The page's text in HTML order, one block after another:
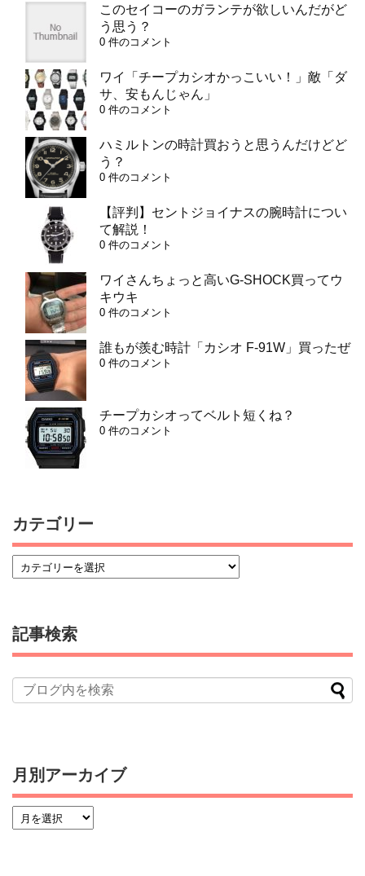
このセイコーのガランテが欲しいんだがど
う思う？
0 件のコメント
ワイ「チープカシオかっこいい！」敵「ダ
サ、安もんじゃん」
0 件のコメント
ハミルトンの時計買おうと思うんだけどど
う？
0 件のコメント
【評判】セントジョイナスの腕時計につい
て解説！
0 件のコメント
ワイさんちょっと高いG-SHOCK買ってウ
キウキ
0 件のコメント
誰もが羨む時計「カシオ F-91W」買ったぜ
0 件のコメント
チープカシオってベルト短くね？
0 件のコメント
カテゴリー
記事検索
月別アーカイブ